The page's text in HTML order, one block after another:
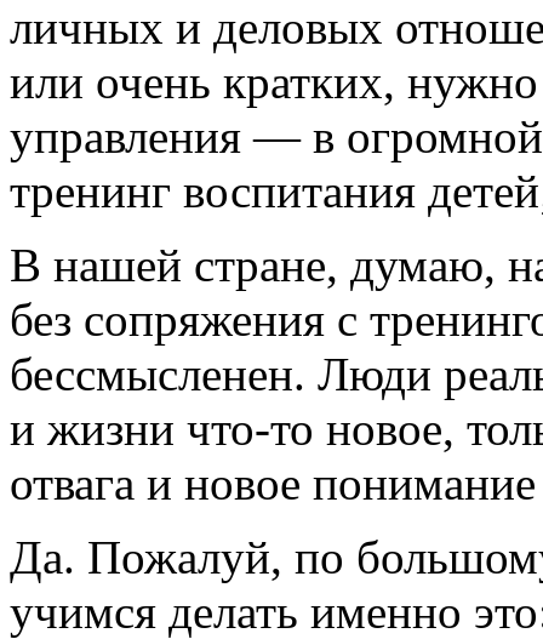
личных и деловых
или очень кратких,
управления ― в
тренинг воспитания
В нашей стране, думаю,
без сопряжения с
бессмысленен. Люди
и жизни что-то новое,
отвага и новое
Да. Пожалуй, по
учимся делать именно